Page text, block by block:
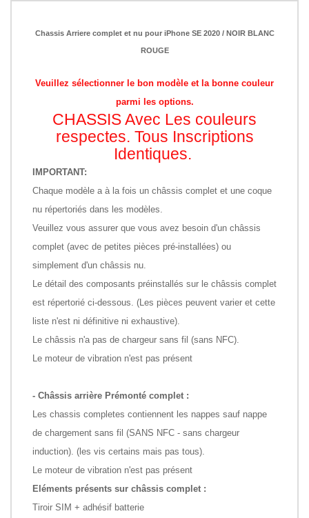
Chassis Arriere complet et nu pour iPhone SE 2020 / NOIR BLANC
ROUGE
Veuillez sélectionner le bon modèle et la bonne couleur
parmi les options.
CHASSIS Avec Les couleurs
respectes. Tous Inscriptions
Identiques.
IMPORTANT:
Chaque modèle a à la fois un châssis complet et une coque
nu répertoriés dans les modèles.
Veuillez vous assurer que vous avez besoin d'un châssis
complet (avec de petites pièces pré-installées) ou
simplement d'un châssis nu.
Le détail des composants préinstallés sur le châssis complet
est répertorié ci-dessous. (Les pièces peuvent varier et cette
liste n'est ni définitive ni exhaustive).
Le châssis n'a pas de chargeur sans fil (sans NFC).
Le moteur de vibration n'est pas présent
- Châssis arrière Prémonté complet :
Les chassis completes contiennent les nappes sauf nappe
de chargement sans fil (SANS NFC - sans chargeur
induction). (les vis certains mais pas tous).
Le moteur de vibration n'est pas présent
Eléments présents sur châssis complet :
Tiroir SIM + adhésif batterie